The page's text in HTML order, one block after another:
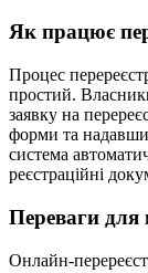
Як працює
Процес
простий.
заявку на
форми та надавши
система
реєстраційні
Переваги для
Онлайн-